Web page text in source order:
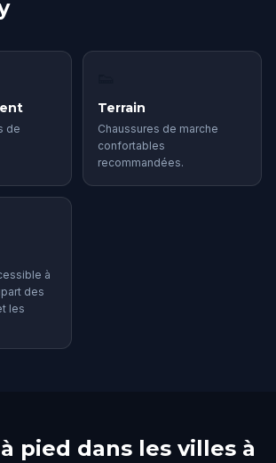
de
Terrain
Chaussures de marche
confortables
recommandées.
à
des
les
pied dans les villes à